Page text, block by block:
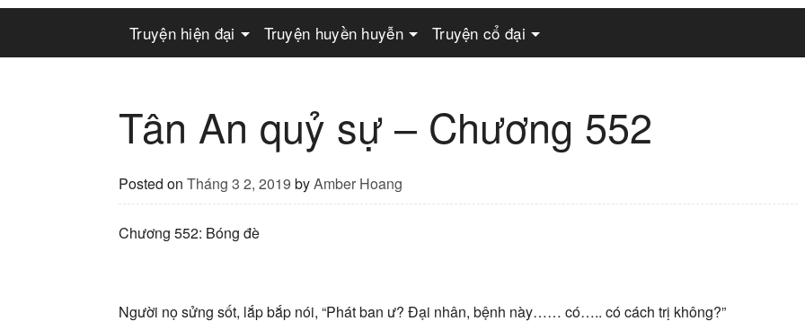
Truyện hiện đại Truyện huyền huyễn Truyện cổ đại
Tân An quỷ sự – Chương 552
Posted on Tháng 3 2, 2019 byAmber Hoang
Chương 552: Bóng đè
Người nọ sửng sốt, lắp bắp nói, “Phát ban ư? Đại nhân, bệnh này…… có….. có cách trị không?”